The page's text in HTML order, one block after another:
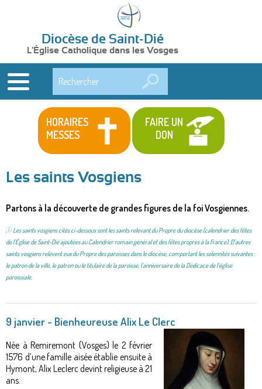
Diocèse de Saint-Dié
L'Église Catholique dans les Vosges
HORAIRES
MESSES
FAIRE UN
DON
Les saints Vosgiens
Partons à la découverte de grandes figures de la foi Vosgiennes.
Les saints vosgiens cités ci-dessous sont les saints relevant du Propre du diocèse (calendrier des fêtes
de l'Église de Saint-Diéajoutées au Calendrier romain général et des fêtes propres à la France). D'autres
saints vosgiens relèvent eux du Propre des paroisses dans le diocèse, comportant les solennités suivantes :
le patron de la ville, le patron ou le titulaire de la paroisse, l'anniversaire de la Dédicace de l'église
paroissiale.
9 janvier - Bienheureuse Alix Le Clerc
Née à Remiremont (Vosges) le 2 février
1576 d’une famille aisée établie ensuite à
Hymont, Alix Leclerc devint religieuse à 21
ans.